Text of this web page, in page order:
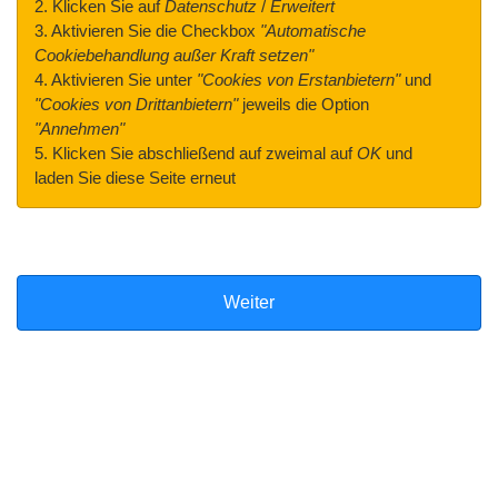
2. Klicken Sie aufDatenschutz / Erweitert
3. Aktivieren Sie die Checkbox "Automatische
Cookiebehandlung außer Kraft setzen"
4. Aktivieren Sie unter "Cookies von Erstanbietern"und
"Cookies von Drittanbietern"jeweils die Option
"Annehmen"
5. Klicken Sie abschließend auf zweimal aufOKund
laden Sie diese Seite erneut
Weiter